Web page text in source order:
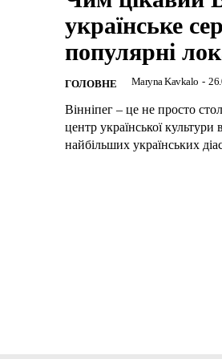
українське
популярні
ГОЛОВНЕ Maryna Kavkalo -
Вінніпег – це не просто
центр української
найбільших українських